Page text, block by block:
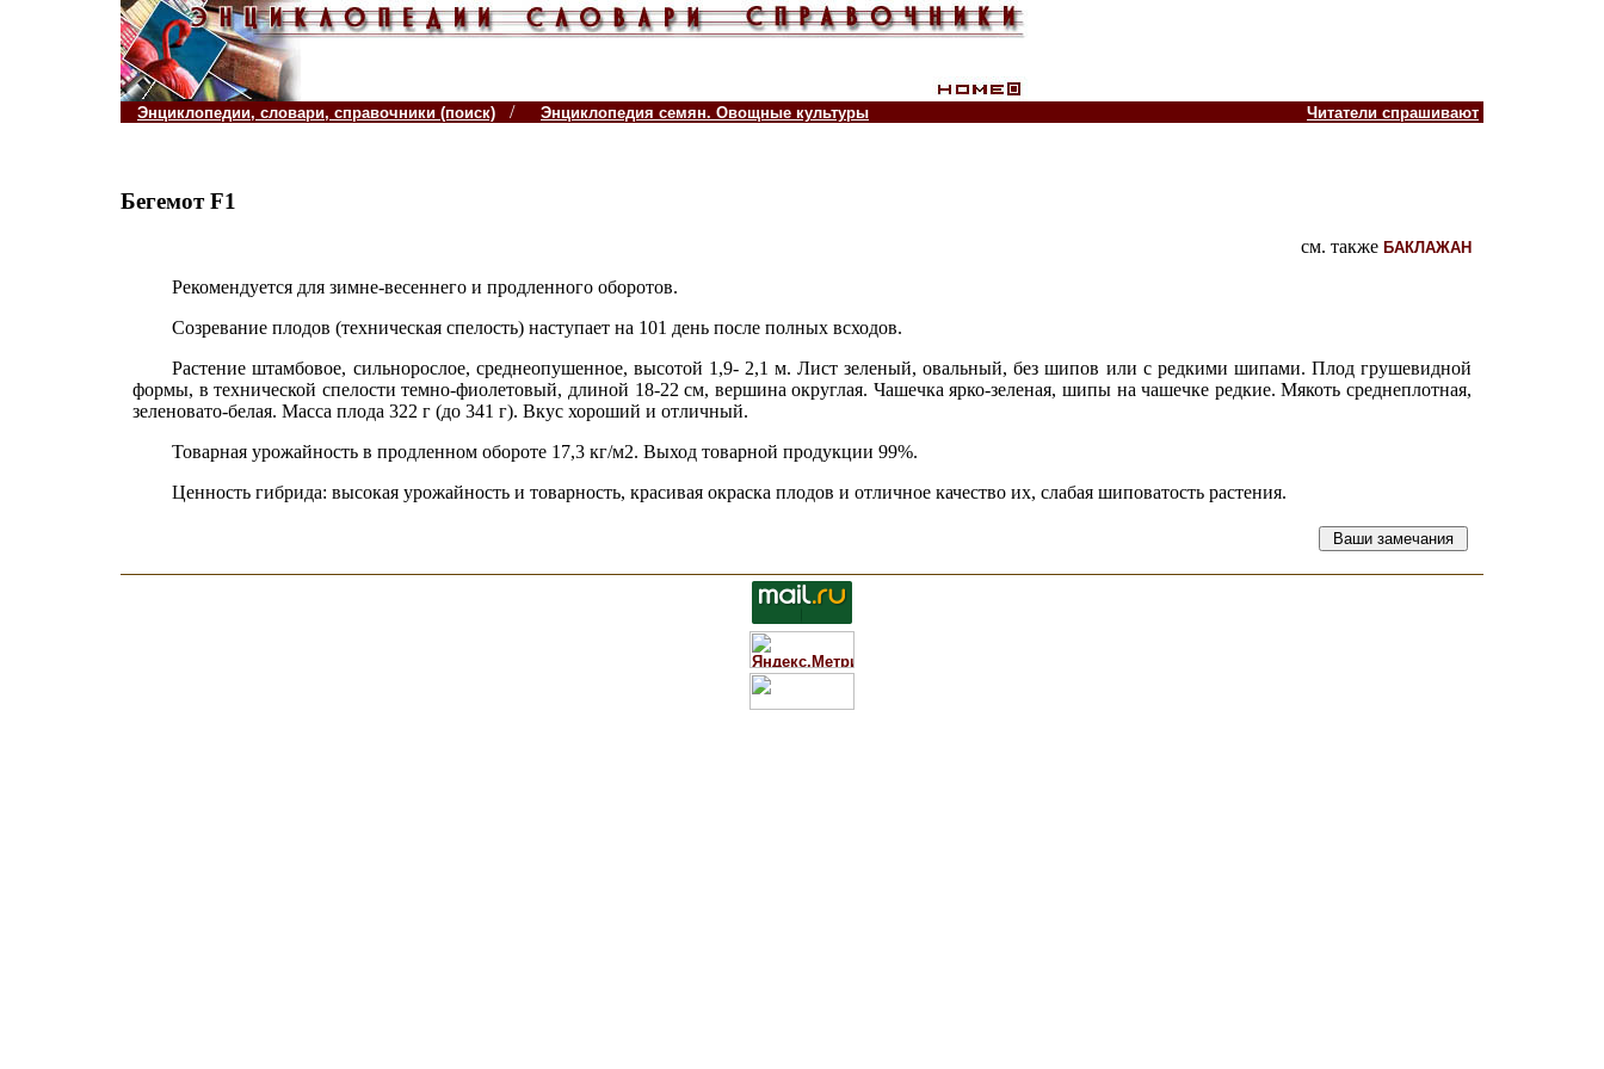
Энциклопедии, словари, справочники (поиск) / Энциклопедия семян. Овощные культуры Читатели спрашивают
Бегемот F1
см. также БАКЛАЖАН
Рекомендуется для зимне-весеннего и продленного оборотов.
Созревание плодов (техническая спелость) наступает на 101 день после полных всходов.
Растение штамбовое, сильнорослое, среднеопушенное, высотой 1,9- 2,1 м. Лист зеленый, овальный, без шипов или с редкими шипами. Плод грушевидной
формы, в технической спелости темно-фиолетовый, длиной 18-22 см, вершина округлая. Чашечка ярко-зеленая, шипы на чашечке редкие. Мякоть среднеплотная,
зеленовато-белая. Масса плода 322 г (до 341 г). Вкус хороший и отличный.
Товарная урожайность в продленном обороте 17,3 кг/м2. Выход товарной продукции 99%.
Ценность гибрида: высокая урожайность и товарность, красивая окраска плодов и отличное качество их, слабая шиповатость растения.